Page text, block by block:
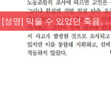
[성명] 막을 수 있었던 죽음, …